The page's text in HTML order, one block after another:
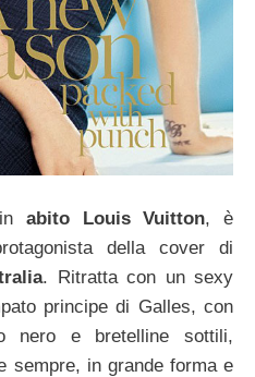
abito Louis Vuitton, è
della cover di
. Ritratta con un sexy
principe di Galles, con
nero e bretelline sottili,
sempre, in grande forma e